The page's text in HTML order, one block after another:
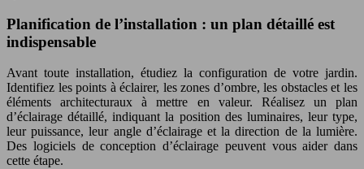
Planification de l’installation : un plan détaillé est
indispensable
Avant toute installation, étudiez la configuration de votre jardin.
Identifiez les points à éclairer, les zones d’ombre, les obstacles et les
éléments architecturaux à mettre en valeur. Réalisez un plan
d’éclairage détaillé, indiquant la position des luminaires, leur type,
leur puissance, leur angle d’éclairage et la direction de la lumière.
Des logiciels de conception d’éclairage peuvent vous aider dans
cette étape.